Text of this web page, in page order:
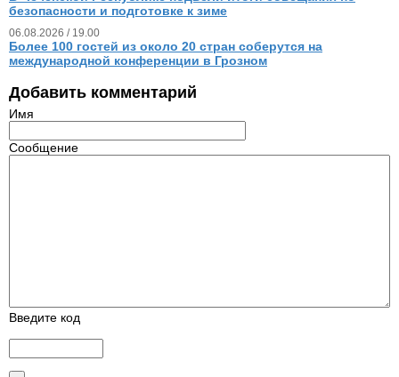
безопасности и подготовке к зиме
06.08.2026 / 19.00
Более 100 гостей из около 20 стран соберутся на
международной конференции в Грозном
Добавить комментарий
Имя
Сообщение
Введите код